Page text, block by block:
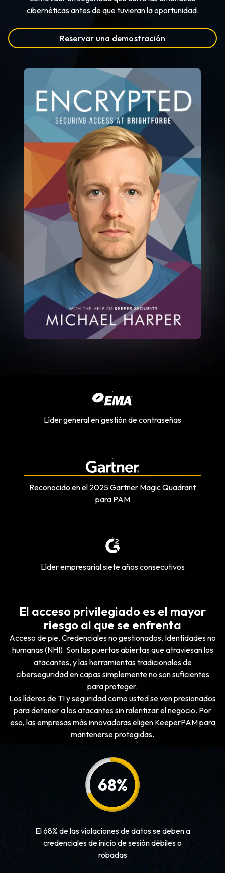
cibernéticas antes de que tuvieran la oportunidad.
Reservar una demostración
Líder general en gestión de contraseñas
Reconocido en el 2025 Gartner Magic Quadrant
para PAM
Líder empresarial siete años consecutivos
El acceso privilegiado es el mayor
riesgo al que se enfrenta
Acceso de pie. Credenciales no gestionados. Identidades no
humanas (NHI). Son las puertas abiertas que atraviesan los
atacantes, y las herramientas tradicionales de
ciberseguridad en capas simplemente no son suficientes
para proteger.
Los líderes de TI y seguridad como usted se ven presionados
para detener a los atacantes sin ralentizar el negocio. Por
eso, las empresas más innovadoras eligen KeeperPAM para
mantenerse protegidas.
68%
El 68% de las violaciones de datos se deben a
credenciales de inicio de sesión débiles o
robadas